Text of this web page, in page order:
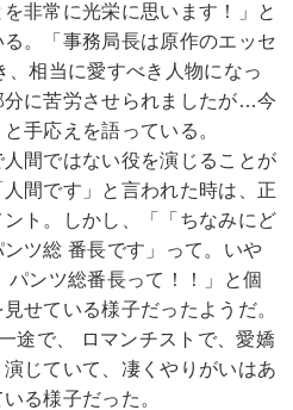
非常に光栄に思います！」と
。「事務局長は原作のエッセ
、相当に愛すべき人物になっ
に苦労させられましたが…今
手応えを語っている。
間ではない役を演じることが
間です」と言われた時は、正
ト。しかし、「「ちなみにど
ツ総 番長です」って。いや
パンツ総番長って！！」と個
せている様子だったようだ。
途で、 ロマンチストで、愛嬌
じていて、凄くやりがいはあ
る様子だった。